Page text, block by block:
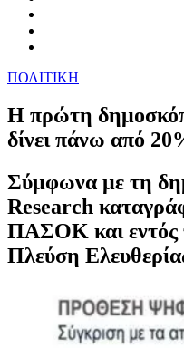
ΠΟΛΙΤΙΚΗ
H πρώτη
δίνει πάνω από
Σύμφωνα με τη
Research
ΠΑΣΟΚ και εντός
Πλεύση